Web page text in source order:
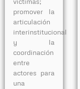
promover la
articulación
interinstitucional
y la
coordinación
entre
actores para
una